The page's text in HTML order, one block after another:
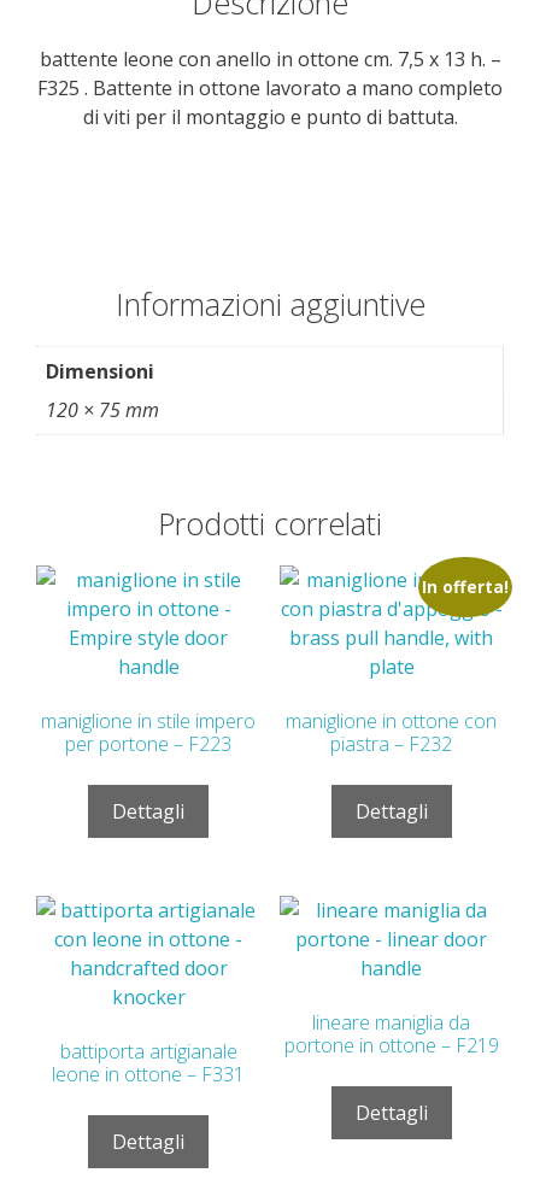
quantità
battente leone con anello in ottone cm. 7,5 x 13 h. –
F325 . Battente in ottone lavorato a mano completo
di viti per il montaggio e punto di battuta.
Informazioni aggiuntive
Dimensioni
120 × 75 mm
Prodotti correlati
maniglione in stile impero
per portone – F223
Dettagli
In offerta!
maniglione in ottone con
piastra – F232
Dettagli
battiporta artigianale
leone in ottone – F331
Dettagli
lineare maniglia da
portone in ottone – F219
Dettagli